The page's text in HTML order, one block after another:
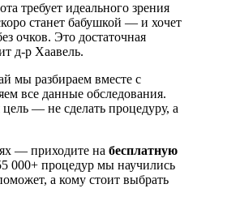
требует идеального зрения
станет бабушкой — и хочет
очков. Это достаточная
д-р Хаавель.
мы разбираем вместе с
все данные обследования.
— не сделать процедуру, а
— приходите на бесплатную
000+ процедур мы научились
а кому стоит выбрать